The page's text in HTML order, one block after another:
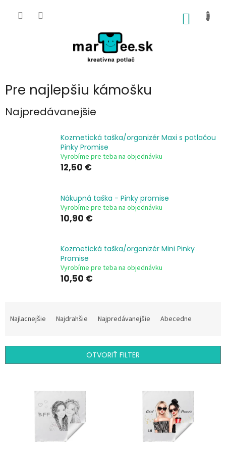
Pre najlepšiu kámošku
Najpredávanejšie
Kozmetická taška/organizér Maxi s potlačou
Pinky Promise
Vyrobíme pre teba na objednávku
12,50 €
Nákupná taška - Pinky promise
Vyrobíme pre teba na objednávku
10,90 €
Kozmetická taška/organizér Mini Pinky
Promise
Vyrobíme pre teba na objednávku
10,50 €
a
i
Najlacnejšie Najdrahšie Najpredávanejšie Abecedne
OTVORIŤ FILTER